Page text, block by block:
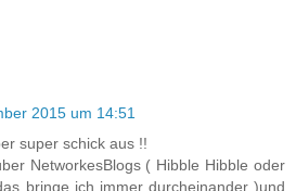
2015 um 14:51
super schick aus !!
NetworkesBlogs ( Hibble Hibble oder
bringe ich immer durcheinander )und